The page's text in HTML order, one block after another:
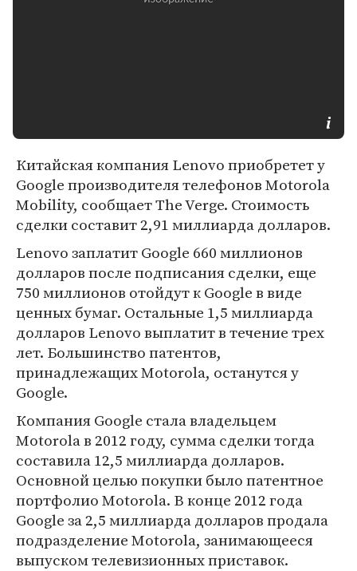
Китайская компания Lenovo приобретет у
Google производителя телефонов Motorola
Mobility, сообщает The Verge. Стоимость
сделки составит 2,91 миллиарда долларов.
Lenovo заплатит Google 660 миллионов
долларов после подписания сделки, еще
750 миллионов отойдут к Google в виде
ценных бумаг. Остальные 1,5 миллиарда
долларов Lenovo выплатит в течение трех
лет. Большинство патентов,
принадлежащих Motorola, останутся у
Google.
Компания Google стала владельцем
Motorola в 2012 году, сумма сделки тогда
составила 12,5 миллиарда долларов.
Основной целью покупки было патентное
портфолио Motorola. В конце 2012 года
Google за 2,5 миллиарда долларов продала
подразделение Motorola, занимающееся
выпуском телевизионных приставок.